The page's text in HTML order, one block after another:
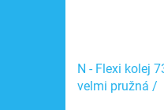
N - Flexi kolej
velmi pružná /